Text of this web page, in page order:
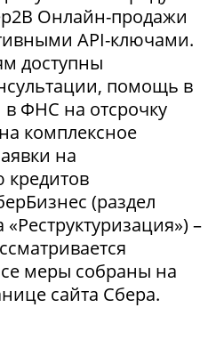
Онлайн-продажи
API-ключами.
доступны
помощь в
в ФНС на отсрочку
комплексное
на
кредитов
(раздел
–
меры собраны на
сайта Сбера.